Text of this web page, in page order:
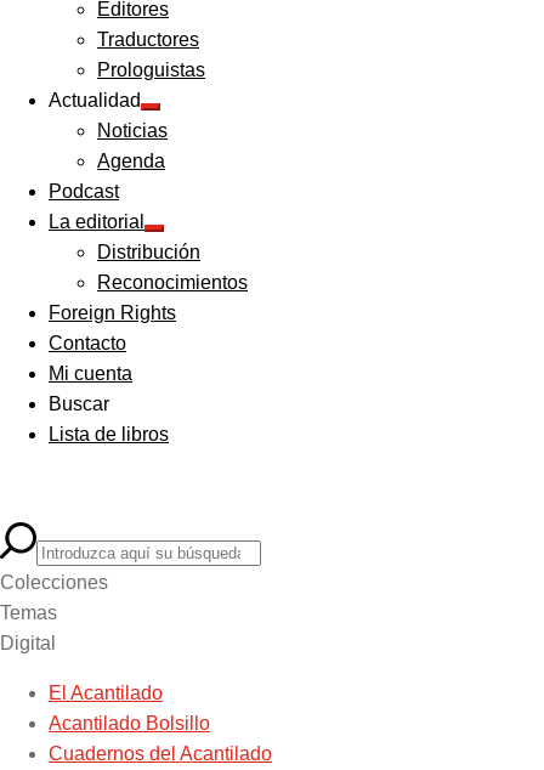
hijo
Editores
Traductores
Prologuistas
Actualidad
Expandir
el
menú
hijo
Noticias
Agenda
Podcast
La editorial
Expandir
el
menú
hijo
Distribución
Reconocimientos
Foreign Rights
Contacto
Mi cuenta
Buscar
Lista de libros
Colecciones
Temas
Digital
El Acantilado
Acantilado Bolsillo
Cuadernos del Acantilado